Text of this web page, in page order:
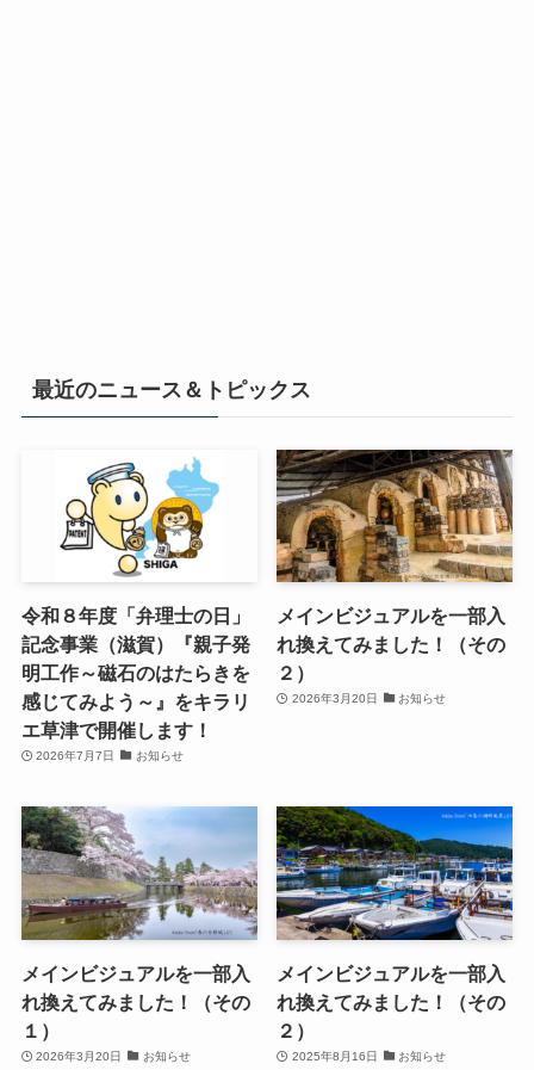
最近のニュース＆トピックス
令和８年度「弁理士の日」
記念事業（滋賀）『親子発
明工作～磁石のはたらきを
感じてみよう～』をキラリ
エ草津で開催します！
2026年7月7日 お知らせ
メインビジュアルを一部入
れ換えてみました！（その
２）
2026年3月20日 お知らせ
メインビジュアルを一部入
れ換えてみました！（その
１）
2026年3月20日 お知らせ
メインビジュアルを一部入
れ換えてみました！（その
２）
2025年8月16日 お知らせ